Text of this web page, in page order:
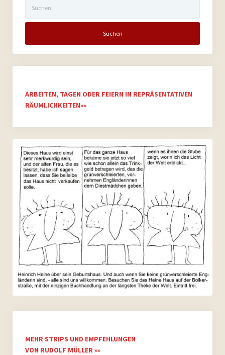
nach:
ARBEITEN, TAGEN ODER FEIERN IN REPRÄSENTATIVEN
RÄUMLICHKEITEN»»
MEHR STRIPS UND EMPFEHLUNGEN
VON RUDOLF MÜLLER »»